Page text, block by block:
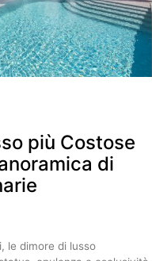
più Costose
di
le dimore di lusso